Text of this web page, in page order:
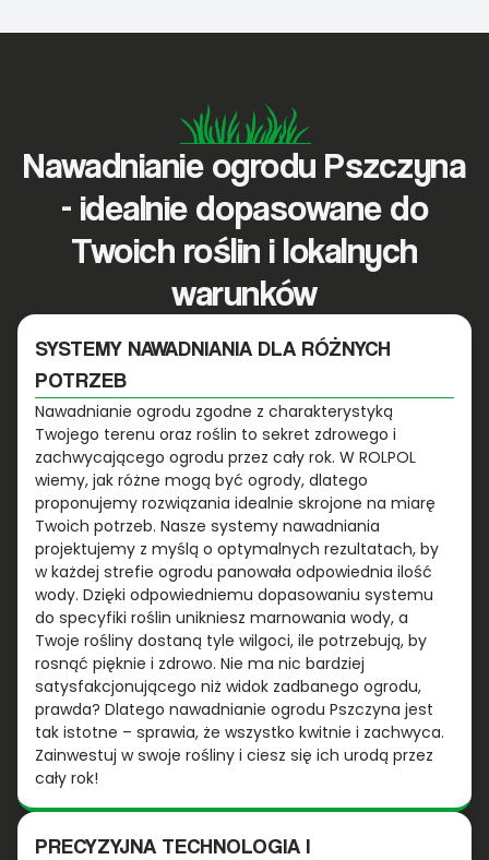
Nawadnianie ogrodu Pszczyna
- idealnie dopasowane do
Twoich roślin i lokalnych
warunków
SYSTEMY NAWADNIANIA DLA RÓŻNYCH
POTRZEB
Nawadnianie ogrodu zgodne z charakterystyką
Twojego terenu oraz roślin to sekret zdrowego i
zachwycającego ogrodu przez cały rok. W ROLPOL
wiemy, jak różne mogą być ogrody, dlatego
proponujemy rozwiązania idealnie skrojone na miarę
Twoich potrzeb. Nasze systemy nawadniania
projektujemy z myślą o optymalnych rezultatach, by
w każdej strefie ogrodu panowała odpowiednia ilość
wody. Dzięki odpowiedniemu dopasowaniu systemu
do specyfiki roślin unikniesz marnowania wody, a
Twoje rośliny dostaną tyle wilgoci, ile potrzebują, by
rosnąć pięknie i zdrowo. Nie ma nic bardziej
satysfakcjonującego niż widok zadbanego ogrodu,
prawda? Dlatego nawadnianie ogrodu Pszczyna jest
tak istotne – sprawia, że wszystko kwitnie i zachwyca.
Zainwestuj w swoje rośliny i ciesz się ich urodą przez
cały rok!
PRECYZYJNA TECHNOLOGIA I